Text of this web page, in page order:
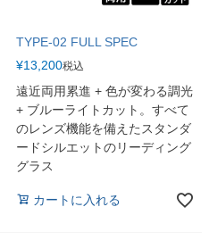
TYPE-02 FULL SPEC
¥13,200税込
遠近両用累進 + 色が変わる調光
+ ブルーライトカット。すべて
のレンズ機能を備えたスタンダ
ードシルエットのリーディング
グラス
カートに入れる